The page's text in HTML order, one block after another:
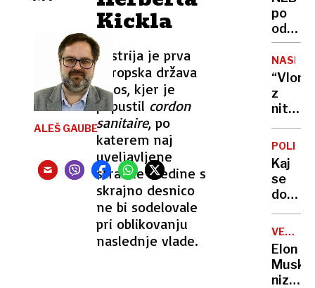
Kickla
Avstrija je prva
evropska država
letos, kjer je
popustil cordon
sanitaire, po
katerem naj
uveljavljene
stranke sredine s
skrajno desnico
ne bi sodelovale
pri oblikovanju
naslednje vlade.
ALEŠ GAUBE
po
srbske
še v
NASILJE
z
nitko”
še
nad
Kaj
se
dogaja
z
sodno
stavbo
na
VELIKA
Elon
Musk
niza